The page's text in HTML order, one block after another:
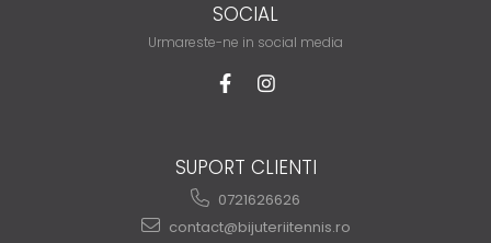
SOCIAL
Urmareste-ne in social media
SUPORT CLIENTI
0721626626
contact@bijuteriitennis.ro